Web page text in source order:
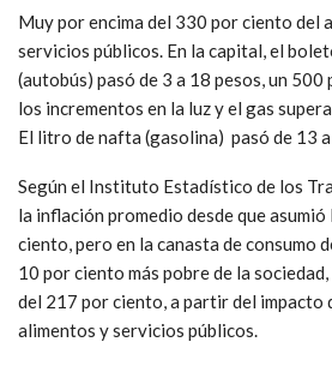
Muy por encima del 330 por ciento del
servicios públicos. En la capital, el
(autobús) pasó de 3 a 18 pesos, un
los incrementos en la luz y el gas
El litro de nafta (gasolina) pasó de 13 a
Según el Instituto Estadístico de los
la inflación promedio desde que
ciento, pero en la canasta de consumo
10 por ciento más pobre de la
del 217 por ciento, a partir del impacto
alimentos y servicios públicos.